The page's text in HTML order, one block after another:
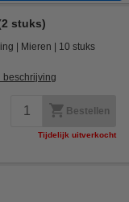
stuks)
Mieren 10 stuks
beschrijving
Bestellen
Tijdelijk uitverkocht